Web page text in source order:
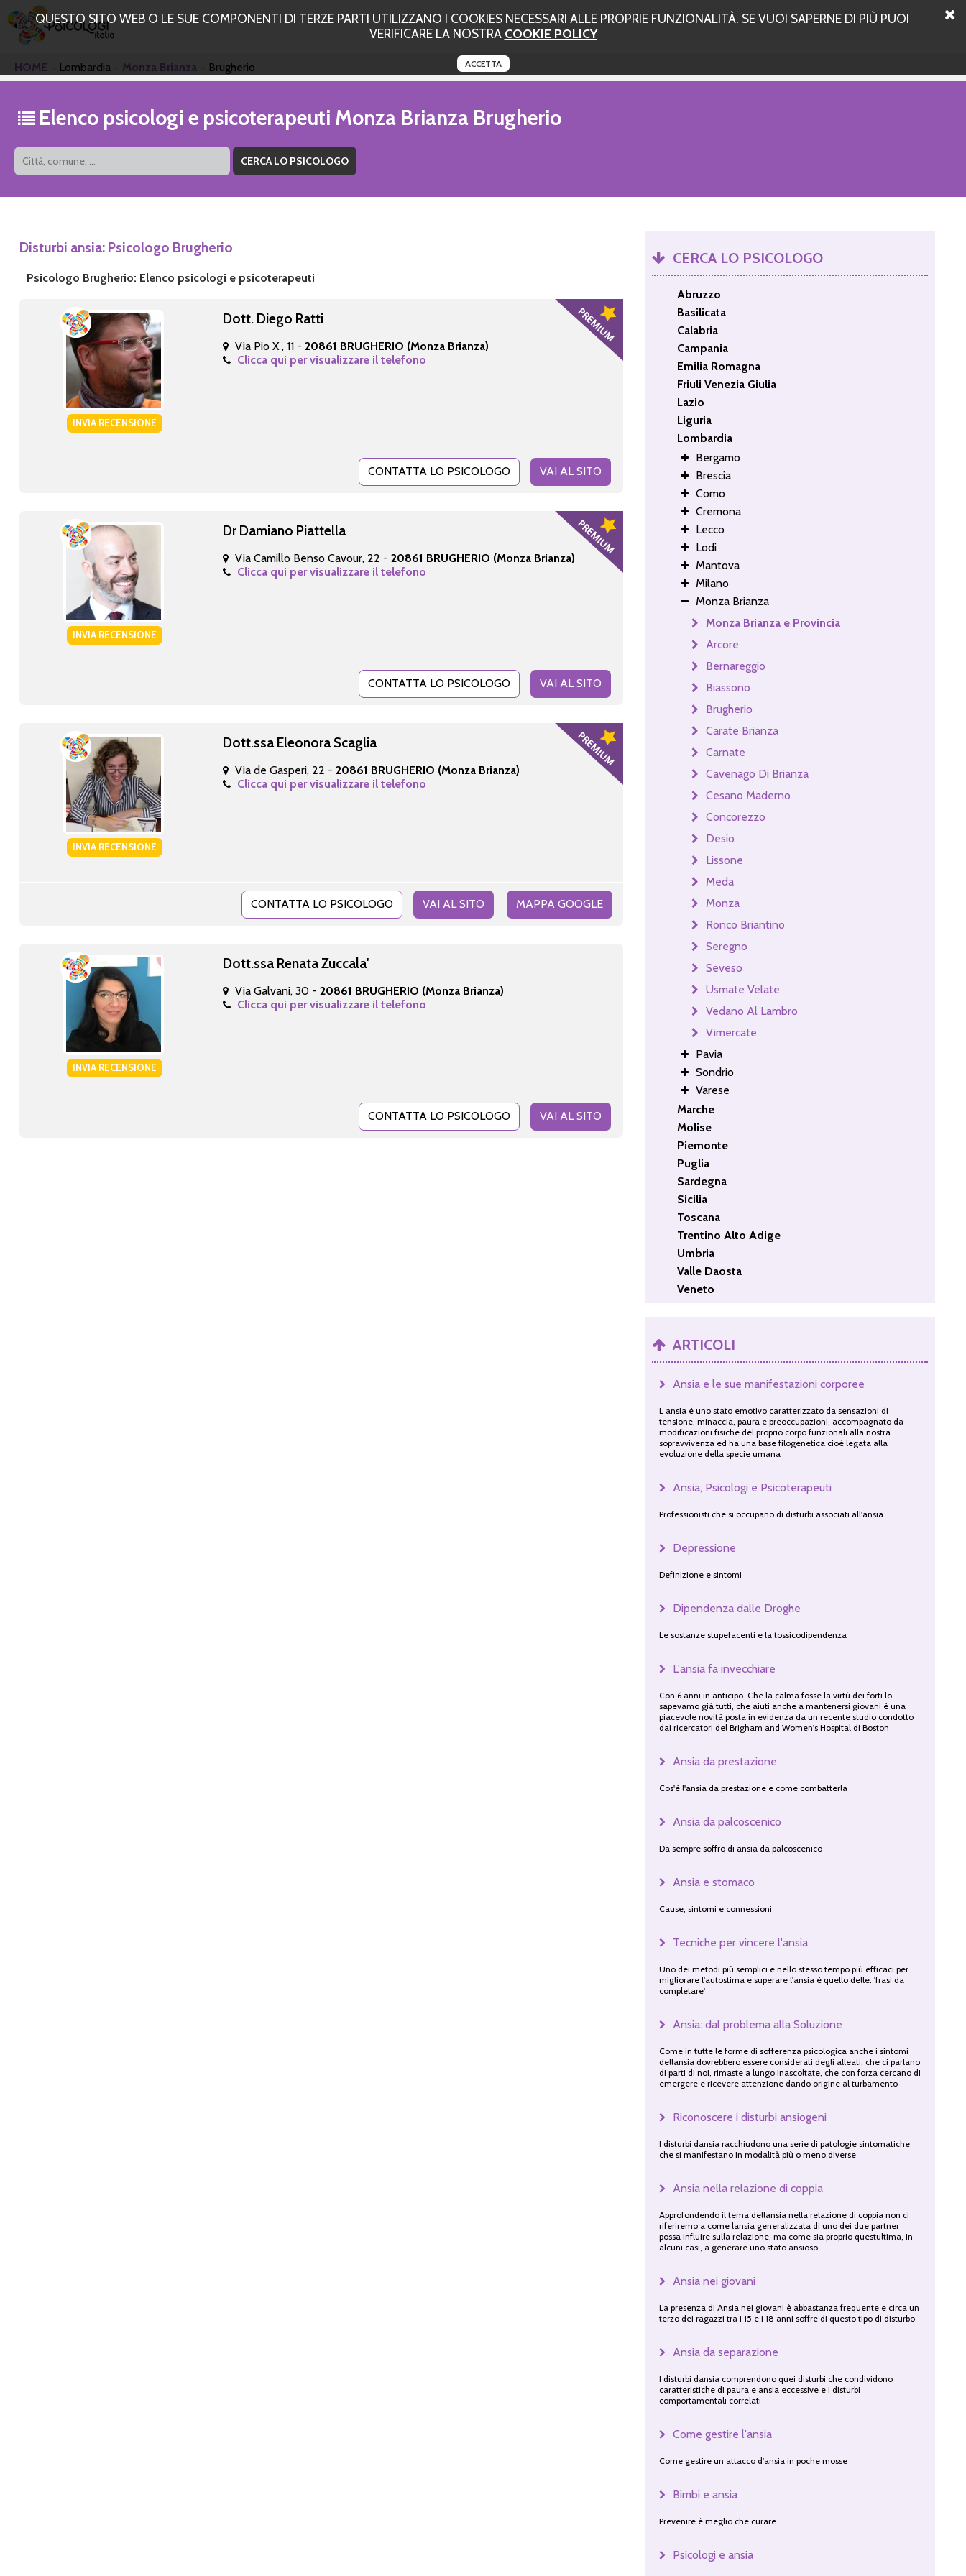
QUESTO SITO WEB O LE SUE COMPONENTI DI TERZE PARTI UTILIZZANO I COOKIES NECESSARI ALLE PROPRIE FUNZIONALITÀ. SE VUOI SAPERNE DI PIÙ PUOI
VERIFICARE LA NOSTRA COOKIE POLICY
ACCETTA
HOME Lombardia Monza Brianza Brugherio
Elenco psicologi e psicoterapeuti Monza Brianza Brugherio
Disturbi ansia: Psicologo Brugherio
Psicologo Brugherio: Elenco psicologi e psicoterapeuti
INVIA RECENSIONE
Dott. Diego Ratti
Via Pio X , 11 -20861 BRUGHERIO (Monza Brianza)
Clicca qui per visualizzare il telefono
CONTATTA LO PSICOLOGO VAI AL SITO
INVIA RECENSIONE
Dr Damiano Piattella
Via Camillo Benso Cavour, 22 -20861 BRUGHERIO (Monza Brianza)
Clicca qui per visualizzare il telefono
CONTATTA LO PSICOLOGO VAI AL SITO
INVIA RECENSIONE
Dott.ssa Eleonora Scaglia
Via de Gasperi, 22 -20861 BRUGHERIO (Monza Brianza)
Clicca qui per visualizzare il telefono
MAPPA GOOGLE
CONTATTA LO PSICOLOGO VAI AL SITO
INVIA RECENSIONE
Dott.ssa Renata Zuccala'
Via Galvani, 30 -20861 BRUGHERIO (Monza Brianza)
Clicca qui per visualizzare il telefono
CONTATTA LO PSICOLOGO VAI AL SITO
CERCA LO PSICOLOGO
Abruzzo
Basilicata
Calabria
Campania
Emilia Romagna
Friuli Venezia Giulia
Lazio
Liguria
Lombardia
Bergamo
Brescia
Como
Cremona
Lecco
Lodi
Mantova
Milano
Monza Brianza
Monza Brianza e Provincia
Arcore
Bernareggio
Biassono
Brugherio
Carate Brianza
Carnate
Cavenago Di Brianza
Cesano Maderno
Concorezzo
Desio
Lissone
Meda
Monza
Ronco Briantino
Seregno
Seveso
Usmate Velate
Vedano Al Lambro
Vimercate
Pavia
Sondrio
Varese
Marche
Molise
Piemonte
Puglia
Sardegna
Sicilia
Toscana
Trentino Alto Adige
Umbria
Valle Daosta
Veneto
ARTICOLI
Ansia e le sue manifestazioni corporee
L ansia è uno stato emotivo caratterizzato da sensazioni di
tensione, minaccia, paura e preoccupazioni, accompagnato da
modificazioni fisiche del proprio corpo funzionali alla nostra
sopravvivenza ed ha una base filogenetica cioè legata alla
evoluzione della specie umana
Ansia, Psicologi e Psicoterapeuti
Professionisti che si occupano di disturbi associati all'ansia
Depressione
Definizione e sintomi
Dipendenza dalle Droghe
Le sostanze stupefacenti e la tossicodipendenza
L'ansia fa invecchiare
Con 6 anni in anticipo. Che la calma fosse la virtù dei forti lo
sapevamo già tutti, che aiuti anche a mantenersi giovani è una
piacevole novità posta in evidenza da un recente studio condotto
dai ricercatori del Brigham and Women's Hospital di Boston
Ansia da prestazione
Cos'è l'ansia da prestazione e come combatterla
Ansia da palcoscenico
Da sempre soffro di ansia da palcoscenico
Ansia e stomaco
Cause, sintomi e connessioni
Tecniche per vincere l'ansia
Uno dei metodi più semplici e nello stesso tempo più efficaci per
migliorare l'autostima e superare l'ansia è quello delle: 'frasi da
completare'
Ansia: dal problema alla Soluzione
Come in tutte le forme di sofferenza psicologica anche i sintomi
dellansia dovrebbero essere considerati degli alleati, che ci parlano
di parti di noi, rimaste a lungo inascoltate, che con forza cercano di
emergere e ricevere attenzione dando origine al turbamento
Riconoscere i disturbi ansiogeni
I disturbi dansia racchiudono una serie di patologie sintomatiche
che si manifestano in modalità più o meno diverse
Ansia nella relazione di coppia
Approfondendo il tema dellansia nella relazione di coppia non ci
riferiremo a come lansia generalizzata di uno dei due partner
possa influire sulla relazione, ma come sia proprio questultima, in
alcuni casi, a generare uno stato ansioso
Ansia nei giovani
La presenza di Ansia nei giovani è abbastanza frequente e circa un
terzo dei ragazzi tra i 15 e i 18 anni soffre di questo tipo di disturbo
Ansia da separazione
I disturbi dansia comprendono quei disturbi che condividono
caratteristiche di paura e ansia eccessive e i disturbi
comportamentali correlati
Come gestire l'ansia
Come gestire un attacco d'ansia in poche mosse
Bimbi e ansia
Prevenire è meglio che curare
Psicologi e ansia